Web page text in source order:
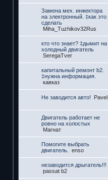
Замена мех. инжектора
на электронный. ‡как это
сделать
Miha_Tuzhikov32Rus
кто что знает? ‡дымит на
холодный двигатель
SeregaTver
капитальный ремонт b2.
‡нужна информация.
кавказ
Не заводится авто! Pavel
Двигатель работает не
ровно на холостых
Магнат
Помогите выбрать
двигатель.
enso
незаводится дрыгатель!!!
passat b2